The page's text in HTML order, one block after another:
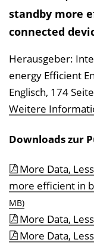
standby more
connected
Herausgeber:
energy Efficient
Englisch, 174
Weitere
Downloads zur
More Data,
more efficient in
MB)
More Data,
More Data,